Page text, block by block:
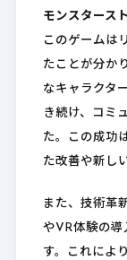
モンスタース
このゲームは
たことが分か
なキャラクタ
き続け、コミ
た。この成功
た改善や新し
また、技術革
やVR体験の導
す。これによ